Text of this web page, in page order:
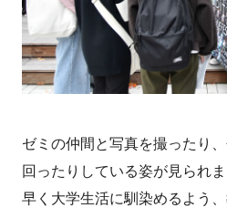
ゼミの仲間と写真を撮ったり
回ったりしている姿が見られ
早く大学生活に馴染めるよう